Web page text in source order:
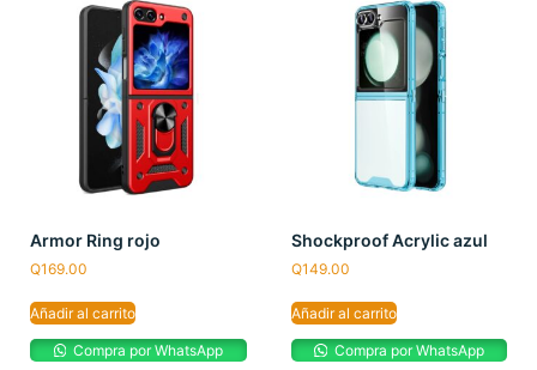
Armor Ring rojo
Q169.00
Añadir al carrito
Compra por WhatsApp
Shockproof Acrylic azul
Q149.00
Añadir al carrito
Compra por WhatsApp